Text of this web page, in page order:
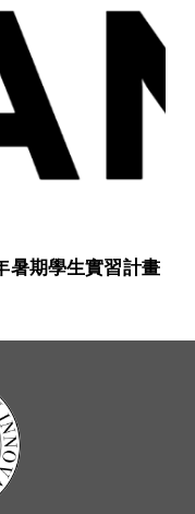
暑期學生實習計畫